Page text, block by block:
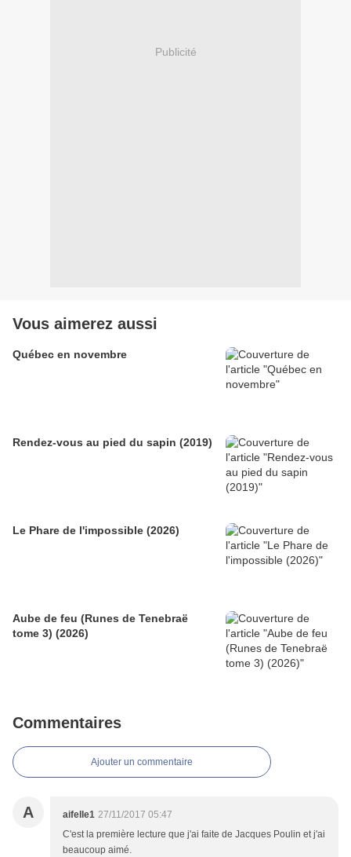
Publicité
Vous aimerez aussi
Québec en novembre
Rendez-vous au pied du sapin (2019)
Le Phare de l'impossible (2026)
Aube de feu (Runes de Tenebraë
tome 3) (2026)
Commentaires
Ajouter un commentaire
A aifelle1 27/11/2017 05:47
C'est la première lecture que j'ai faite de Jacques Poulin et j'ai
beaucoup aimé.